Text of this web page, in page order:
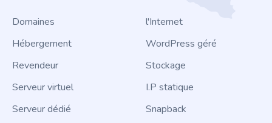
Domaines
Hébergement
Revendeur
Serveur virtuel
Serveur dédié
l'Internet
WordPress géré
Stockage
I.P statique
Snapback